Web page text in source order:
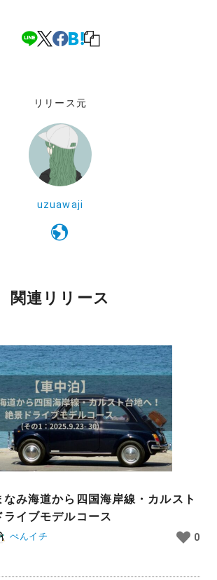
リリース元
uzuawaji
関連リリース
なみ海道から四国海岸線・カルスト
イブモデルコース
ぺんイチ 0